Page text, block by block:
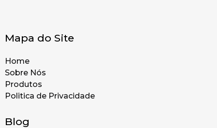
Mapa do Site
Home
Sobre Nós
Produtos
Politica de Privacidade
Blog